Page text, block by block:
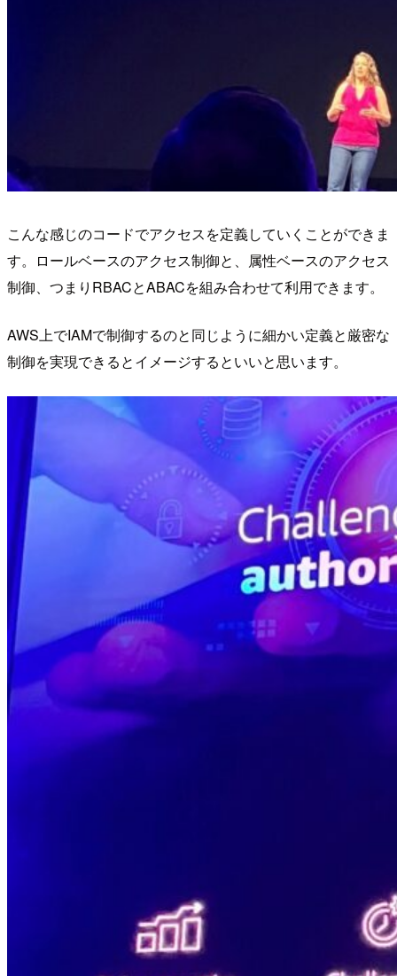
こんな感じのコードでアクセスを定義していくことができま
す。ロールベースのアクセス制御と、属性ベースのアクセス
制御、つまりRBACとABACを組み合わせて利用できます。
AWS上でIAMで制御するのと同じように細かい定義と厳密な
制御を実現できるとイメージするといいと思います。